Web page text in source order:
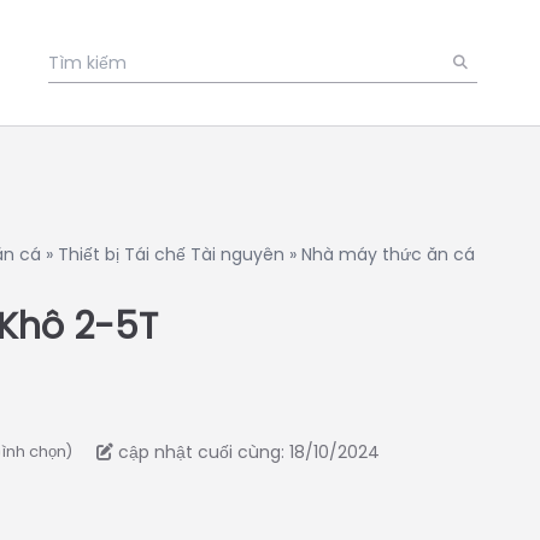
cá » Thiết bị Tái chế Tài nguyên » Nhà máy thức ăn cá
2-5T
chọn) cập nhật cuối cùng: 18/10/2024